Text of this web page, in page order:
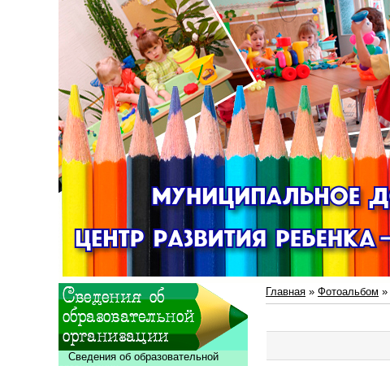
Сведения об образовательной
Главная » Фотоальбом »